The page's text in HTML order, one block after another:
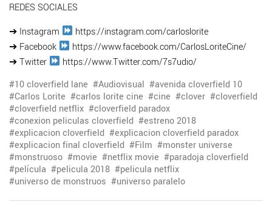
REDES SOCIALES
➔ Instagram
https://instagram.com/carloslorite
➔ Facebook
https://www.facebook.com/CarlosLoriteCine/
➔ Twitter
https://www.Twitter.com/7s7udio/
10 cloverfield lane
Audiovisual
avenida cloverfield 10
Carlos Lorite
carlos lorite cine cine clover
cloverfield
cloverfield netflix
cloverfield paradox
conexion peliculas cloverfield
estreno 2018
explicacion cloverfield
explicacion cloverfield paradox
explicacion final cloverfield
Film
monster universe
monstruoso
movie netflix movie
paradoja cloverfield
película
pelicula 2018
pelicula netflix
universo de monstruos
universo paralelo